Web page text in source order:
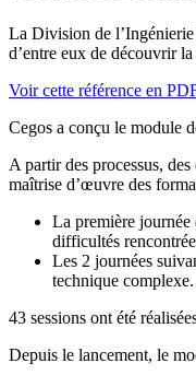
La Division de
d’entre eux de découvrir
Voir cette référence en
Cegos a conçu le module
A partir des processus,
maîtrise d’œuvre des
La première
difficultés
Les 2 journées
technique complexe.
43 sessions ont été
Depuis le lancement, le